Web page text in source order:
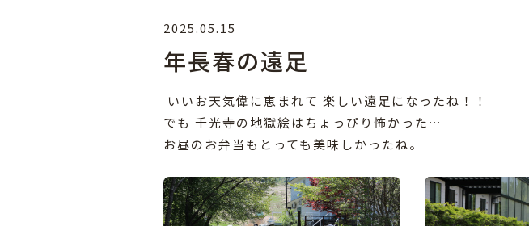
2025.05.15
年長春の遠足
いいお天気偉に恵まれて 楽しい遠足になったね！！
でも 千光寺の地獄絵はちょっぴり怖かった…
お昼のお弁当もとっても美味しかったね。